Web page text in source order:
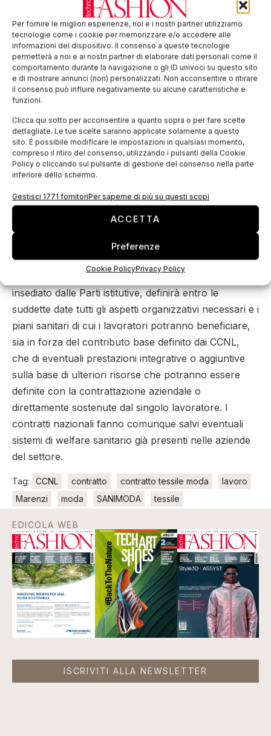
Per fornire le migliori esperienze, noi e i nostri partner utilizziamo
tecnologie come i cookie per memorizzare e/o accedere alle
informazioni del dispositivo. Il consenso a queste tecnologie
permetterà a noi e ai nostri partner di elaborare dati personali come il
comportamento durante la navigazione o gli ID univoci su questo sito
e di mostrare annunci (non) personalizzati. Non acconsentire o ritirare
il consenso può influire negativamente su alcune caratteristiche e
funzioni.
Clicca qui sotto per acconsentire a quanto sopra o per fare scelte
dettagliate. Le tue scelte saranno applicate solamente a questo
sito. È possibile modificare le impostazioni in qualsiasi momento,
compreso il ritiro del consenso, utilizzando i pulsanti della Cookie
Policy o cliccando sul pulsante di gestione del consenso nella parte
inferiore dello schermo.
Gestisci 1771 fornitoriPer saperne di più su questi scopi
ACCETTA
Preferenze
Cookie PolicyPrivacy Policy
Partecipano al fondo di assistenza sanitaria
integrativa SANIMODA, oltre a SMI e ai sindacati,
Anfao per il comparto degli occhiali, Assocalzaturifici
per le calzature, Aimpes per il comparto pelli e
cuoio, Assospazzole, Assoscrittura e Assogiocattoli,
per un bacino potenziale di beneficiari pari a circa
lavoratori delle aziende che applicano i contratti
nazionali dei comparti sopra citati, sulla base di un
contributo base a carico delle aziende che varia da 8
a 12 euro al mese a seconda dei diversi contratti. Per
il settore tessile abbigliamento moda la contribuzione
decorrerà da gennaio 2018, mentre le prestazioni
saranno fruibili presumibilmente dal mese di
aprile/maggio 2018. Decorrenze diverse sono
previste negli altri CCNL. Il Consiglio di
Amministrazione del Fondo, che a breve sarà
insediato dalle Parti istitutive, definirà entro le
suddette date tutti gli aspetti organizzativi necessari e i
piani sanitari di cui i lavoratori potranno beneficiare,
sia in forza del contributo base definito dai CCNL,
che di eventuali prestazioni integrative o aggiuntive
sulla base di ulteriori risorse che potranno essere
definite con la contrattazione aziendale o
direttamente sostenute dal singolo lavoratore. I
contratti nazionali fanno comunque salvi eventuali
sistemi di welfare sanitario già presenti nelle aziende
del settore.
Tag: CCNL contratto contratto tessile moda
lavoro
Marenzi
moda SANIMODA tessile
EDICOLA WEB
ISCRIVITI ALLA NEWSLETTER